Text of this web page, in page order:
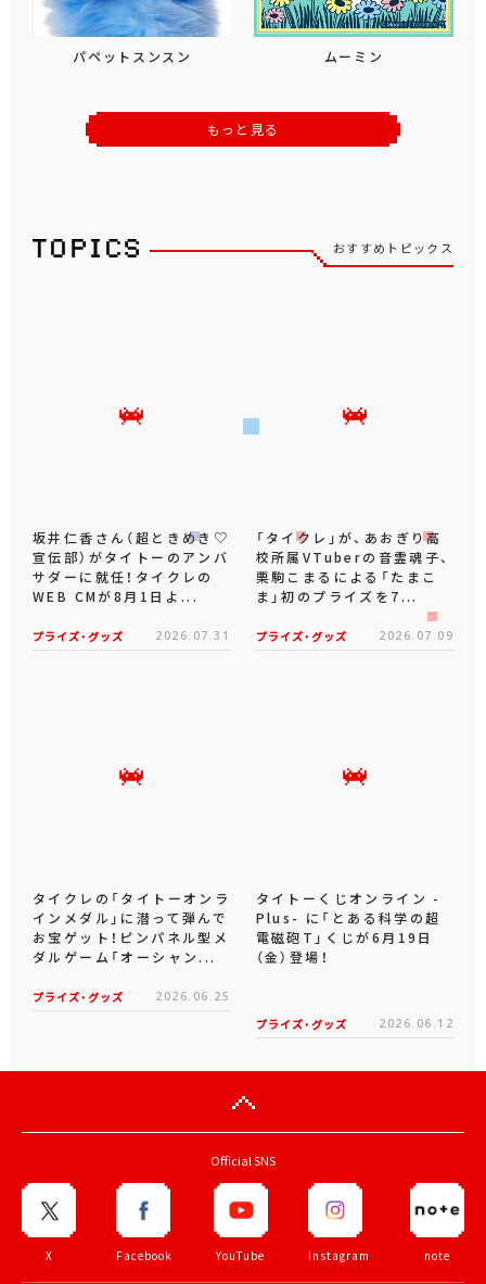
パペットスンスン ムーミン
もっと見る
おすすめトピックス
坂井仁香さん（超ときめき♡
宣伝部）がタイトーのアンバ
サダーに就任！タイクレの
WEB CMが8月1日よ...
プライズ・グッズ 2026.07.31
「タイクレ」が、あおぎり高
校所属VTuberの音霊魂子、
栗駒こまるによる「たまこ
ま」初のプライズを7...
プライズ・グッズ 2026.07.09
タイクレの「タイトーオンラ
インメダル」に潜って弾んで
お宝ゲット！ピンパネル型メ
ダルゲーム「オーシャン...
プライズ・グッズ 2026.06.25
タイトーくじオンライン -
Plus- に「とある科学の超
電磁砲T」くじが6月19日
（金）登場！
プライズ・グッズ 2026.06.12
Official SNS
X Facebook YouTube Instagram note